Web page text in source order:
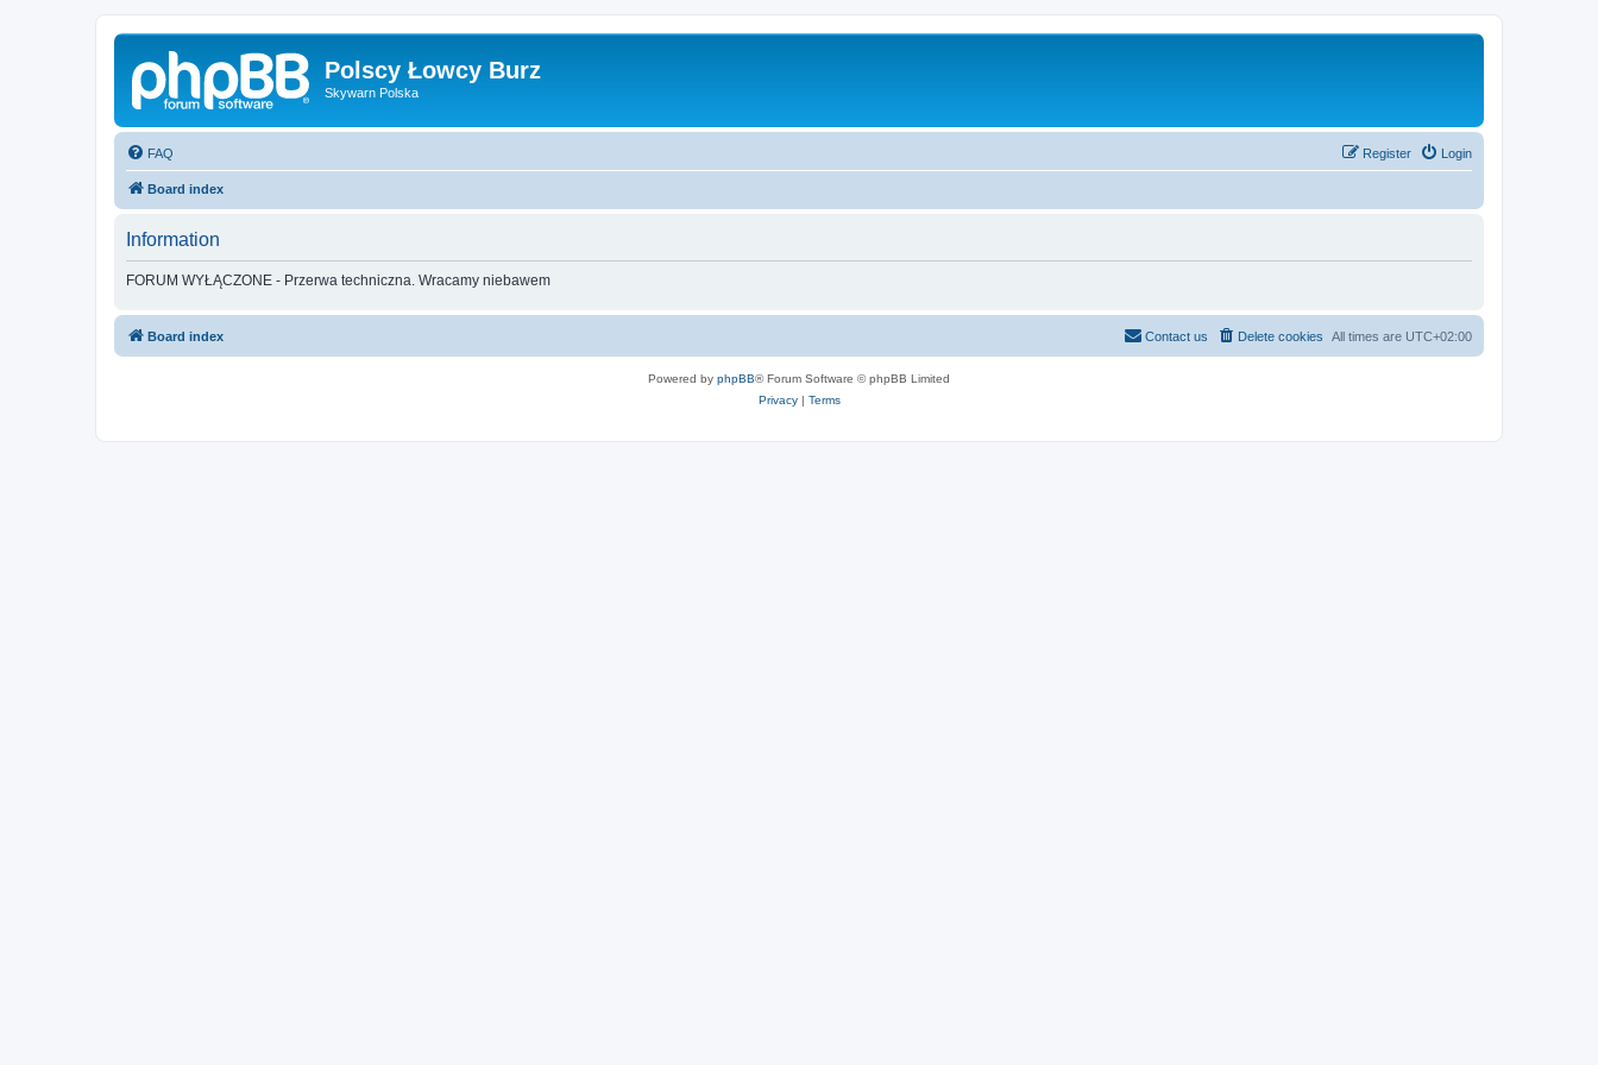
Polscy Łowcy Burz
Skywarn Polska
FAQ Login
Register
Board index
Information
FORUM WYŁĄCZONE - Przerwa techniczna. Wracamy niebawem
Board index All times are UTC+02:00
Delete cookies
Contact us
Powered by phpBB® Forum Software © phpBB Limited
Privacy| Terms